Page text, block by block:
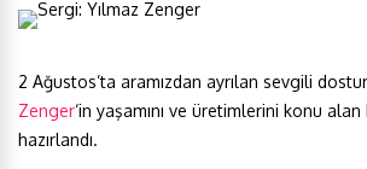
2 Ağustos’ta aramızdan ayrılan sevgili
Zenger‘in yaşamını ve üretimlerini konu
hazırlandı.